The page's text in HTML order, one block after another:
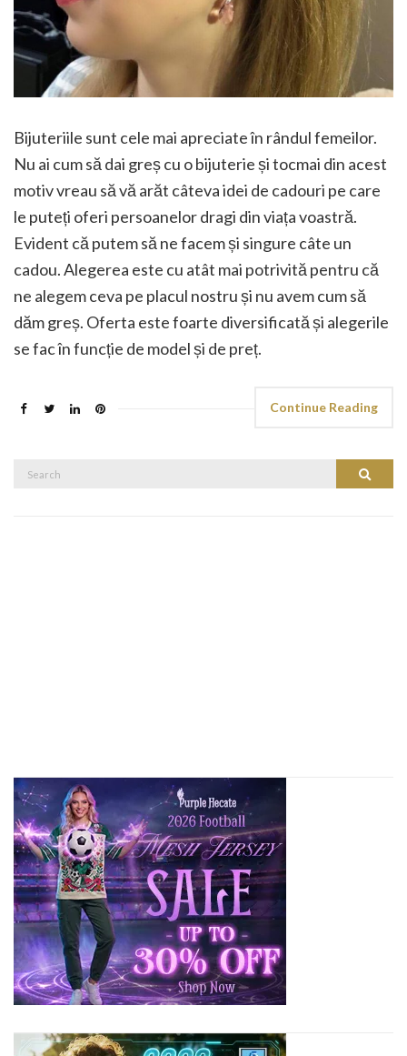
Bijuteriile sunt cele mai apreciate în rândul femeilor.
Nu ai cum să dai greș cu o bijuterie și tocmai din acest
motiv vreau să vă arăt câteva idei de cadouri pe care
le puteți oferi persoanelor dragi din viața voastră.
Evident că putem să ne facem și singure câte un
cadou. Alegerea este cu atât mai potrivită pentru că
ne alegem ceva pe placul nostru și nu avem cum să
dăm greș. Oferta este foarte diversificată și alegerile
se fac în funcție de model și de preț.
Continue Reading
Search